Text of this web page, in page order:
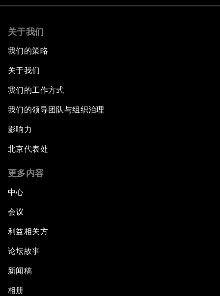
关于我们
我们的策略
关于我们
我们的工作方式
我们的领导团队与组织治理
影响力
北京代表处
更多内容
中心
会议
利益相关方
论坛故事
新闻稿
相册